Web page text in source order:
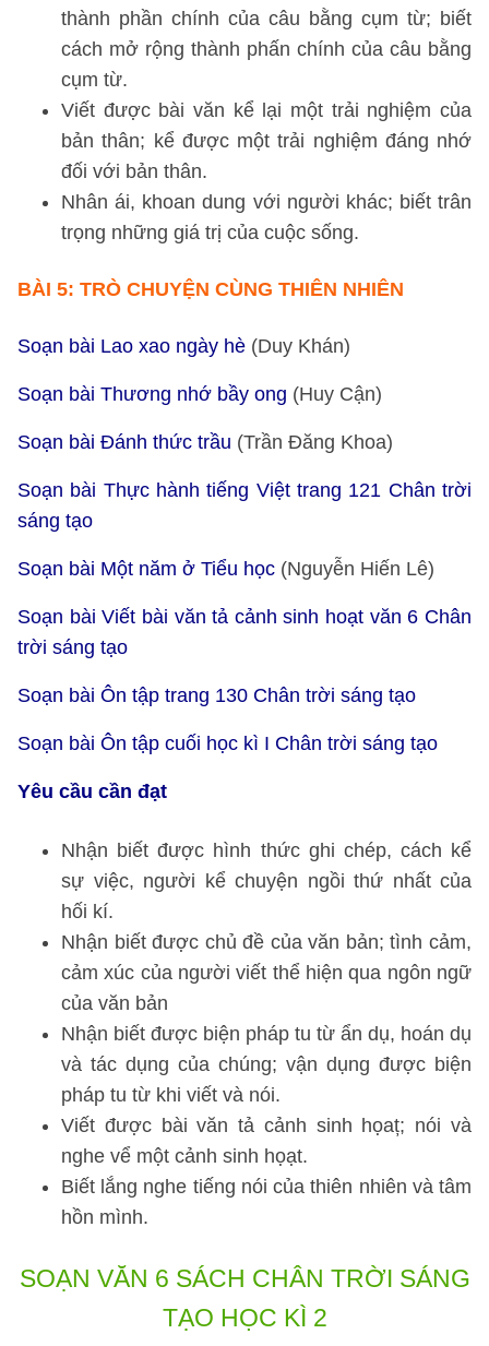
thành phần chính của câu bằng cụm từ; biết
cách mở rộng thành phấn chính của câu bằng
cụm từ.
Viết được bài văn kể lại một trải nghiệm của
bản thân; kể được một trải nghiệm đáng nhớ
đối với bản thân.
Nhân ái, khoan dung với người khác; biết trân
trọng những giá trị của cuộc sống.
BÀI 5: TRÒ CHUYỆN CÙNG THIÊN NHIÊN
Soạn bài Lao xao ngày hè (Duy Khán)
Soạn bài Thương nhớ bầy ong (Huy Cận)
Soạn bài Đánh thức trầu (Trần Đăng Khoa)
Soạn bài Thực hành tiếng Việt trang 121 Chân trời
sáng tạo
Soạn bài Một năm ở Tiểu học (Nguyễn Hiến Lê)
Soạn bài Viết bài văn tả cảnh sinh hoạt văn 6 Chân
trời sáng tạo
Soạn bài Ôn tập trang 130 Chân trời sáng tạo
Soạn bài Ôn tập cuối học kì I Chân trời sáng tạo
Yêu cầu cần đạt
Nhận biết được hình thức ghi chép, cách kể
sự việc, người kể chuyện ngồi thứ nhất của
hối kí.
Nhận biết được chủ đề của văn bản; tình cảm,
cảm xúc của người viết thể hiện qua ngôn ngữ
của văn bản
Nhận biết được biện pháp tu từ ẩn dụ, hoán dụ
và tác dụng của chúng; vận dụng được biện
pháp tu từ khi viết và nói.
Viết được bài văn tả cảnh sinh họaț; nói và
nghe vể một cảnh sinh họạt.
Biết lắng nghe tiếng nói của thiên nhiên và tâm
hồn mình.
SOẠN VĂN 6 SÁCH CHÂN TRỜI SÁNG
TẠO HỌC KÌ 2